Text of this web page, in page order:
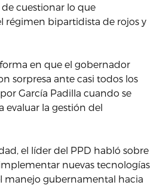
cuestionar lo que
régimen bipartidista de rojos y
en que el gobernador
sorpresa ante casi todos los
García Padilla cuando se
evaluar la gestión del
el líder del PPD habló sobre
nuevas tecnologías
manejo gubernamental hacia